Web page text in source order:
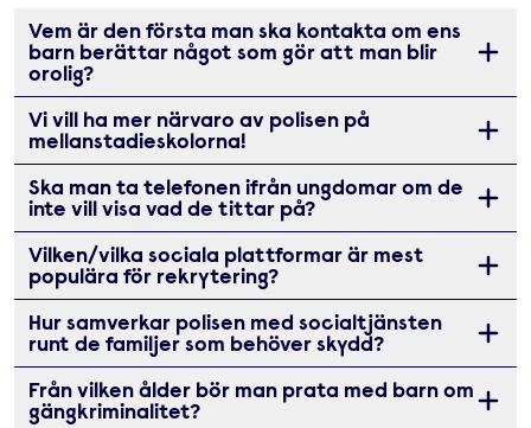
Vem är den första man ska kontakta om ens
barn berättar något som gör att man blir
orolig?
Vi vill ha mer närvaro av polisen på
mellanstadieskolorna!
Ska man ta telefonen ifrån ungdomar om de
inte vill visa vad de tittar på?
Vilken/vilka sociala plattformar är mest
populära för rekrytering?
Hur samverkar polisen med socialtjänsten
runt de familjer som behöver skydd?
Från vilken ålder bör man prata med barn om
gängkriminalitet?